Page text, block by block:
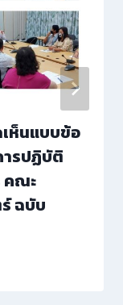
ห็นแบบข้อ
รปฏิบัติ
คณะ
ฉบับ